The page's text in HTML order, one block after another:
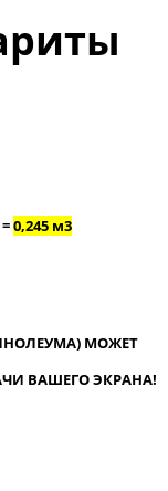
0,245 м3
МОЖЕТ
ВАШЕГО ЭКРАНА!